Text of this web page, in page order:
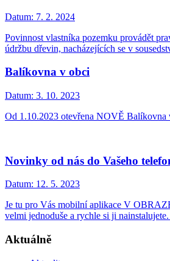
Datum: 7. 2. 2024
Povinnost vlastníka pozemku provádět
údržbu dřevin, nacházejících se v
Balíkovna v obci
Datum: 3. 10. 2023
Od 1.10.2023 otevřena NOVĚ Balíkovna
Novinky od nás do Vašeho
Datum: 12. 5. 2023
Je tu pro Vás mobilní aplikace V
velmi jednoduše a rychle si ji
Aktuálně